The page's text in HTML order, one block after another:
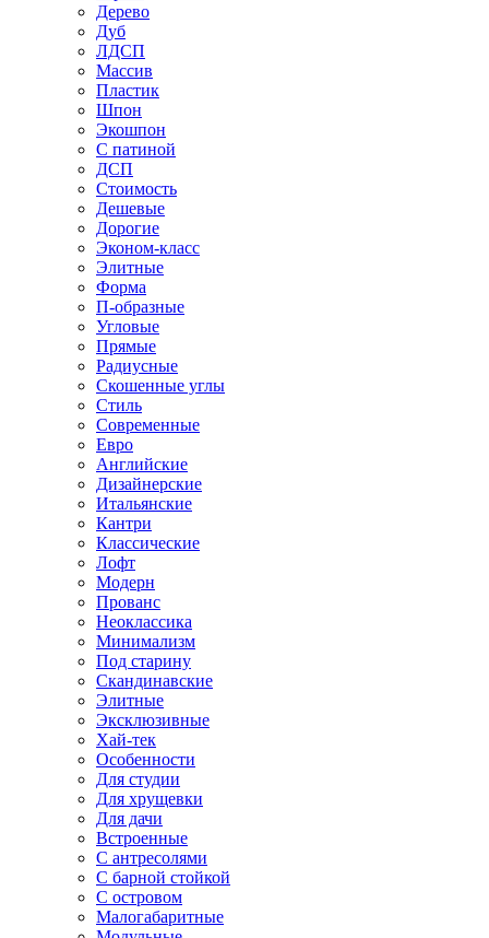
Дерево
Дуб
ЛДСП
Массив
Пластик
Шпон
Экошпон
С патиной
ДСП
Стоимость
Дешевые
Дорогие
Эконом-класс
Элитные
Форма
П-образные
Угловые
Прямые
Радиусные
Скошенные углы
Стиль
Современные
Евро
Английские
Дизайнерские
Итальянские
Кантри
Классические
Лофт
Модерн
Прованс
Неоклассика
Минимализм
Под старину
Скандинавские
Элитные
Эксклюзивные
Хай-тек
Особенности
Для студии
Для хрущевки
Для дачи
Встроенные
С антресолями
С барной стойкой
С островом
Малогабаритные